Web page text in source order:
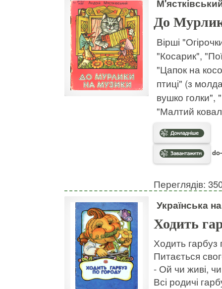
До
Вірші
"Косарик",
"Цапок на
птиці" (з
вушко голки",
"Малтий
Переглядів:
Українська
Ходить
Ходить гарбуз
Питається
- Ой чи живі,
Всі родичі